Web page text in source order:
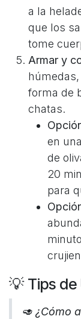
a la
que los
tome
Armar y
forma de
chatas.
en
de
20
para
💡 Tips de
🥑 ¿Cómo